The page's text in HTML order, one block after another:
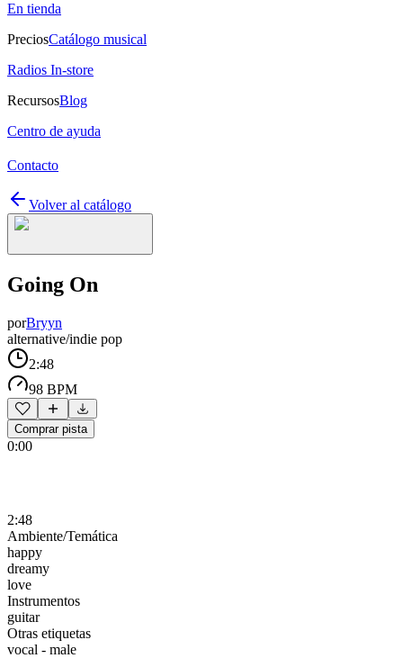
En tienda
PreciosCatálogo musical
Radios In-store
RecursosBlog
Centro de ayuda
Contacto
Volver al catálogo
Going On
porBryyn
alternative/indie pop
2:48
98 BPM
Comprar pista
0:00
2:48
Ambiente/Temática
happy
dreamy
love
Instrumentos
guitar
Otras etiquetas
vocal - male